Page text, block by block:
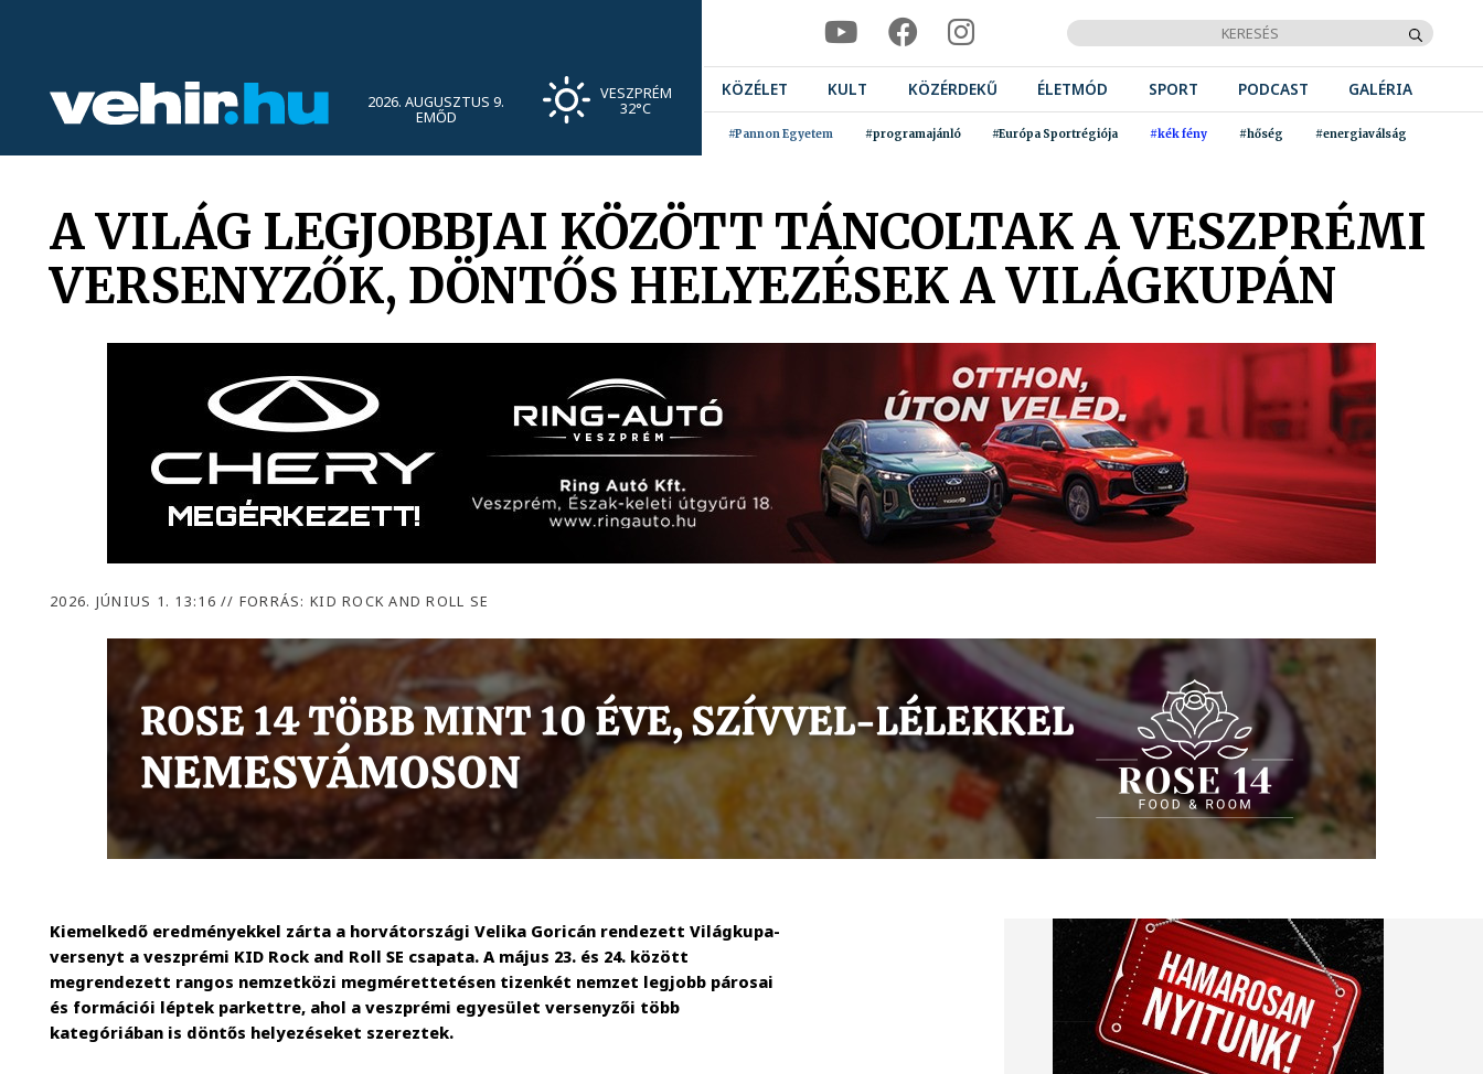
2026. AUGUSZTUS 9.
EMŐD
VESZPRÉM
32°C
KÖZÉLET KULT KÖZÉRDEKŰ ÉLETMÓD SPORT PODCAST GALÉRIA
#Pannon Egyetem #programajánló #Európa Sportrégiója #kék fény #hőség #energiaválság
A VILÁG LEGJOBBJAI KÖZÖTT TÁNCOLTAK A VESZPRÉMI
VERSENYZŐK, DÖNTŐS HELYEZÉSEK A VILÁGKUPÁN
2026. JÚNIUS 1. 13:16// FORRÁS: KID ROCK AND ROLL SE
Kiemelkedő eredményekkel zárta a horvátországi Velika Goricán rendezett Világkupa-
versenyt a veszprémi KID Rock and Roll SE csapata. A május 23. és 24. között
megrendezett rangos nemzetközi megmérettetésen tizenkét nemzet legjobb párosai
és formációi léptek parkettre, ahol a veszprémi egyesület versenyzői több
kategóriában is döntős helyezéseket szereztek.